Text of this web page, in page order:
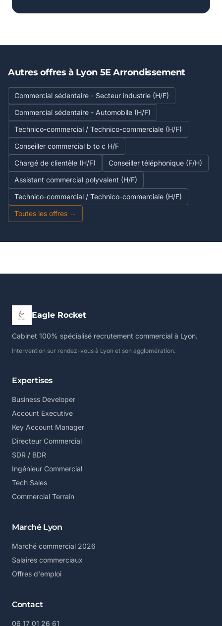
Autres offres à Lyon 5E Arrondissement
Commercial sédentaire - Secteur industrie (H/F)
Commercial sédentaire - Automobile (H/F)
Technico-commercial / Technico-commerciale (H/F)
Conseiller commercial b to c H/F
Chargé de clientèle (H/F)
Conseiller téléphonique (F/H)
Assistant commercial polyvalent (H/F)
Technico-commercial / Technico-commerciale (H/F)
Toutes les offres →
Eagle Rocket
Cabinet 100% spécialisé recrutement commercial à Lyon.
Intervention sur rendez-vous à Lyon et son agglomération.
Expertises
Business Developer
Account Executive
Key Account Manager
Directeur Commercial
SDR / BDR
Ingénieur Commercial
Tech Sales
Commercial Terrain
Marché Lyon
Marché commercial 2026
Salaires commerciaux
Offres d'emploi
Contact
06 17 01 26 61